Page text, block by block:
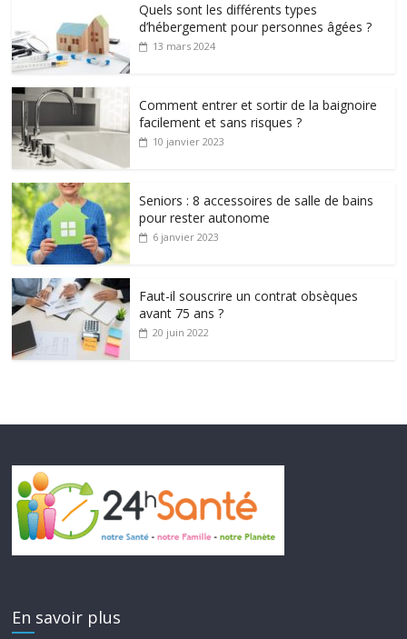
Quels sont les différents types
d’hébergement pour personnes âgées ?
13 mars 2024
Comment entrer et sortir de la baignoire
facilement et sans risques ?
10 janvier 2023
Seniors : 8 accessoires de salle de bains
pour rester autonome
6 janvier 2023
Faut-il souscrire un contrat obsèques
avant 75 ans ?
20 juin 2022
En savoir plus